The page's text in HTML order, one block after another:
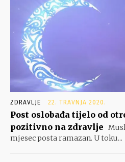
ZDRAVLJE 22. TRAVNJA 2020.
Post oslobađa tijelo od
pozitivno na zdravlje
mjesec posta ramazan. U toku...